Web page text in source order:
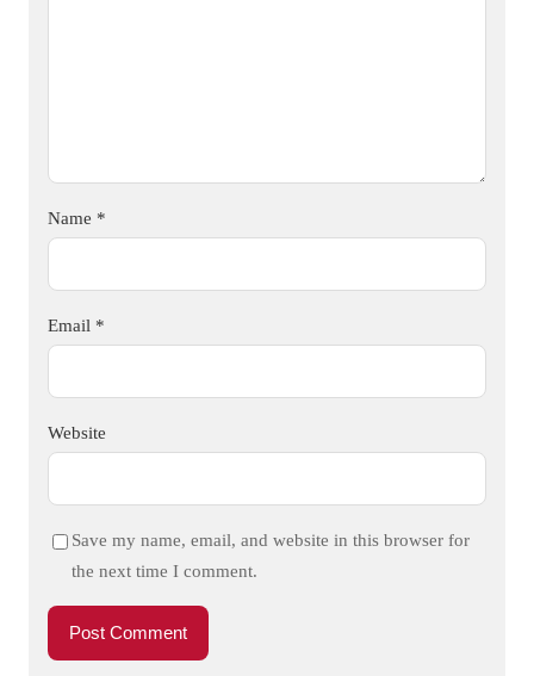
Name *
Email *
Website
Save my name, email, and website in this browser for
the next time I comment.